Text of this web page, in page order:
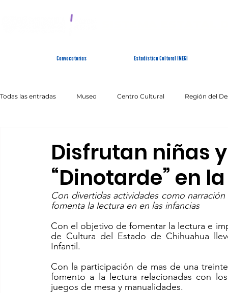
Convocatorias Estadística Cultural INEGI
Todas las entradas Museo Centro Cultural Región del
Disfrutan niñas
“Dinotarde” en
Con divertidas actividades como
fomenta la lectura en en las infancias
Con el objetivo de fomentar la lectura e
de Cultura del Estado de Chihuahua
Infantil.
Con la participación de mas de una
fomento a la lectura relacionadas con
juegos de mesa y manualidades.